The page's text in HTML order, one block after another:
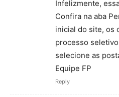
Infelizmente,
Confira na aba
inicial do site, os
processo
selecione as
Equipe FP
Reply